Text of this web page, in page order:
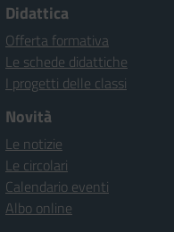
Didattica
Offerta formativa
Le schede didattiche
I progetti delle classi
Novità
Le notizie
Le circolari
Calendario eventi
Albo online